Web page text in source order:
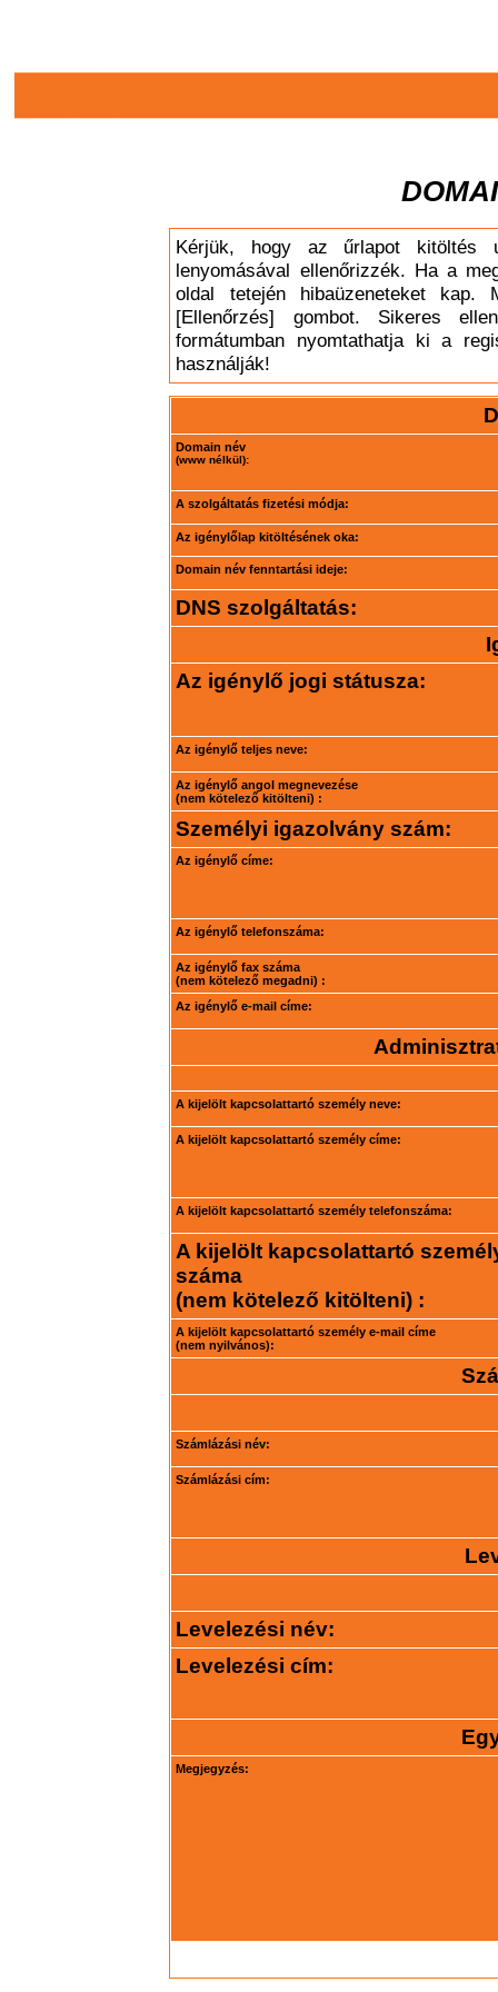
Kérjük, hogy az űrlapot kitöltés
lenyomásával ellenőrizzék. Ha a
oldal tetején hibaüzeneteket
[Ellenőrzés] gombot. Sikeres
formátumban nyomtathatja ki a
használják!
Domain név
(www nélkül):
A szolgáltatás fizetési módja:
Az igénylőlap kitöltésének oka:
Domain név fenntartási ideje:
DNS szolgáltatás:
Az igénylő jogi státusza:
Az igénylő teljes neve:
Az igénylő angol megnevezése
(nem kötelező kitölteni) :
Személyi igazolvány szám:
Az igénylő címe:
Az igénylő telefonszáma:
Az igénylő fax száma
(nem kötelező megadni) :
Az igénylő e-mail címe:
A kijelölt kapcsolattartó személy neve:
A kijelölt kapcsolattartó személy címe:
A kijelölt kapcsolattartó személy telefonszáma:
A kijelölt kapcsolattartó
száma
(nem kötelező kitölteni) :
A kijelölt kapcsolattartó személy e-mail címe
(nem nyilvános):
Számlázási név:
Számlázási cím:
Levelezési név:
Levelezési cím:
Megjegyzés: